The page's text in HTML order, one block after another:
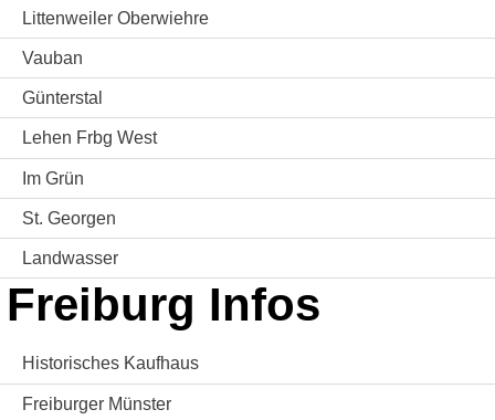
Littenweiler Oberwiehre
Vauban
Günterstal
Lehen Frbg West
Im Grün
St. Georgen
Landwasser
Freiburg Infos
Historisches Kaufhaus
Freiburger Münster